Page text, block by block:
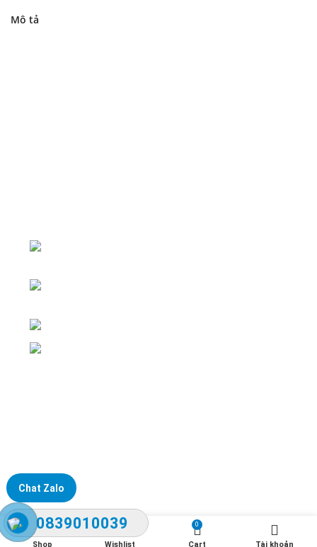
Mô tả
Chat Zalo
0839010039
Shop Wishlist
0
Cart Tài khoản